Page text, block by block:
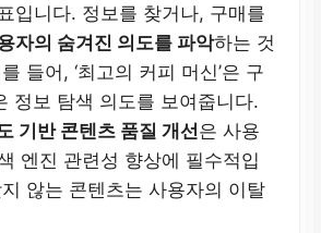
입니다. 정보를 찾거나, 구매를
자의 숨겨진 의도를 파악하는 것
들어, ‘최고의 커피 머신’은 구
정보 탐색 의도를 보여줍니다.
기반 콘텐츠 품질 개선은 사용
엔진 관련성 향상에 필수적입
않는 콘텐츠는 사용자의 이탈